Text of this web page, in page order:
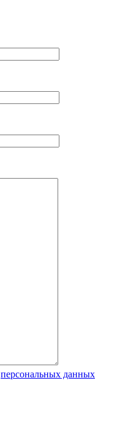
персональных данных